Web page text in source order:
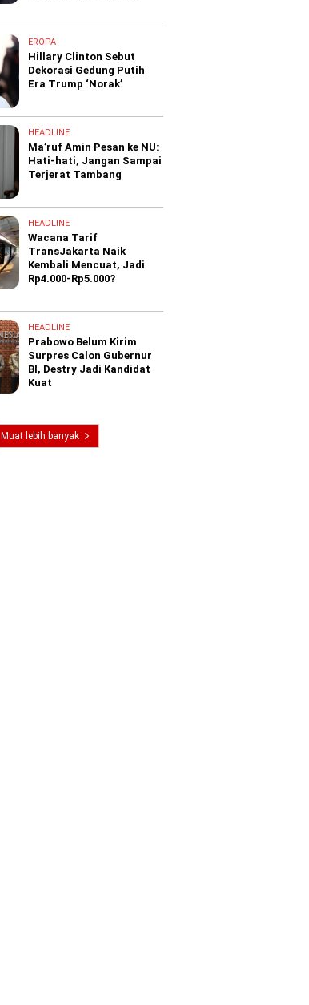
EROPA
Hillary Clinton Sebut
Dekorasi Gedung Putih
Era Trump ‘Norak’
HEADLINE
Ma’ruf Amin Pesan ke NU:
Hati-hati, Jangan Sampai
Terjerat Tambang
HEADLINE
Wacana Tarif
TransJakarta Naik
Kembali Mencuat, Jadi
Rp4.000-Rp5.000?
HEADLINE
Prabowo Belum Kirim
Surpres Calon Gubernur
BI, Destry Jadi Kandidat
Kuat
Muat lebih banyak